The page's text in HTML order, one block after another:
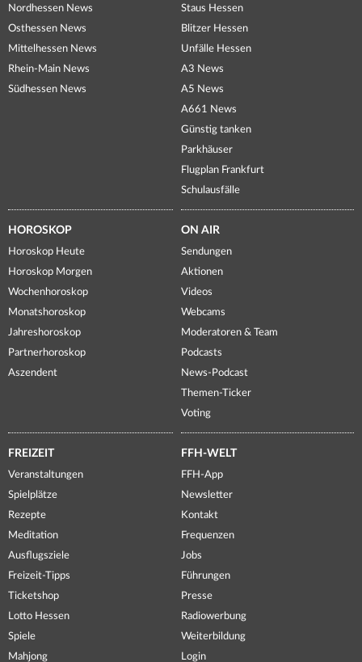
Nordhessen News
Osthessen News
Mittelhessen News
Rhein-Main News
Südhessen News
Staus Hessen
Blitzer Hessen
Unfälle Hessen
A3 News
A5 News
A661 News
Günstig tanken
Parkhäuser
Flugplan Frankfurt
Schulausfälle
HOROSKOP
Horoskop Heute
Horoskop Morgen
Wochenhoroskop
Monatshoroskop
Jahreshoroskop
Partnerhoroskop
Aszendent
ON AIR
Sendungen
Aktionen
Videos
Webcams
Moderatoren & Team
Podcasts
News-Podcast
Themen-Ticker
Voting
FREIZEIT
Veranstaltungen
Spielplätze
Rezepte
Meditation
Ausflugsziele
Freizeit-Tipps
Ticketshop
Lotto Hessen
Spiele
Mahjong
FFH-WELT
FFH-App
Newsletter
Kontakt
Frequenzen
Jobs
Führungen
Presse
Radiowerbung
Weiterbildung
Login